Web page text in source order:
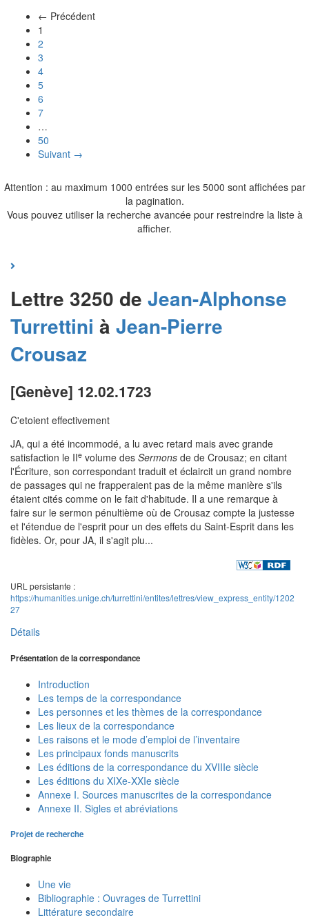
← Précédent
1
2
3
4
5
6
7
…
50
Suivant →
Attention : au maximum 1000 entrées sur les 5000 sont affichées par
la pagination.
Vous pouvez utiliser la recherche avancée pour restreindre la liste à
afficher.
Lettre 3250 de Jean-Alphonse
Turrettini à Jean-Pierre
Crousaz
[Genève] 12.02.1723
C'etoient effectivement
JA, qui a été incommodé, a lu avec retard mais avec grande
satisfaction le IIe volume des Sermons de de Crousaz; en citant
l'Écriture, son correspondant traduit et éclaircit un grand nombre
de passages qui ne frapperaient pas de la même manière s'ils
étaient cités comme on le fait d'habitude. Il a une remarque à
faire sur le sermon pénultième où de Crousaz compte la justesse
et l'étendue de l'esprit pour un des effets du Saint-Esprit dans les
fidèles. Or, pour JA, il s'agit plu...
URL persistante :
https://humanities.unige.ch/turrettini/entites/lettres/view_express_entity/1202
27
Détails
Présentation de la correspondance
Introduction
Les temps de la correspondance
Les personnes et les thèmes de la correspondance
Les lieux de la correspondance
Les raisons et le mode d’emploi de l’inventaire
Les principaux fonds manuscrits
Les éditions de la correspondance du XVIIIe siècle
Les éditions du XIXe-XXIe siècle
Annexe I. Sources manuscrites de la correspondance
Annexe II. Sigles et abréviations
Projet de recherche
Biographie
Une vie
Bibliographie : Ouvrages de Turrettini
Littérature secondaire